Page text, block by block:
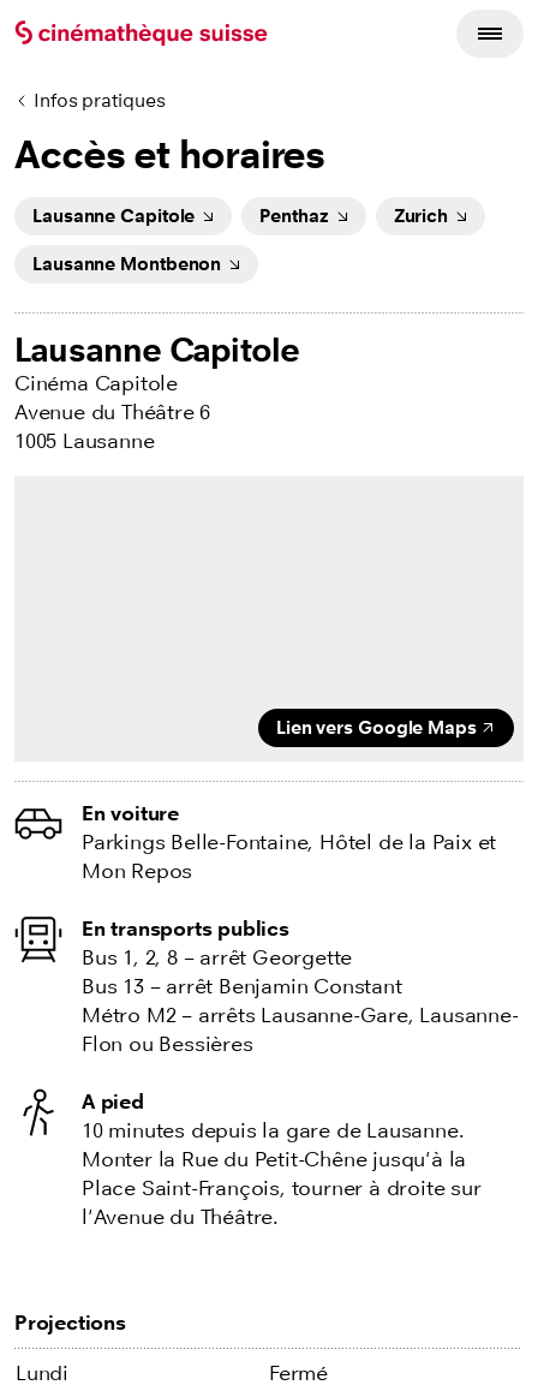
Infos pratiques
Accès et horaires
Lausanne Capitole Penthaz Zurich
Lausanne Montbenon
Lausanne Capitole
Cinéma Capitole
Avenue du Théâtre 6
1005 Lausanne
Lien vers Google Maps
En voiture
Parkings Belle-Fontaine, Hôtel de la Paix et
Mon Repos
En transports publics
Bus 1, 2, 8 – arrêt Georgette
Bus 13 – arrêt Benjamin Constant
Métro M2 – arrêts Lausanne-Gare, Lausanne-
Flon ou Bessières
A pied
10 minutes depuis la gare de Lausanne.
Monter la Rue du Petit-Chêne jusqu'à la
Place Saint-François, tourner à droite sur
l'Avenue du Théâtre.
Projections
Lundi
Fermé